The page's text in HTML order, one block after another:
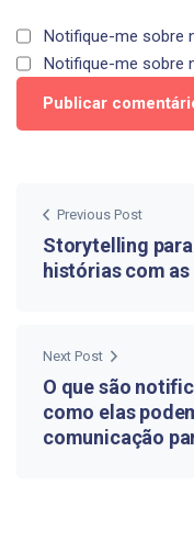
Notifique-me sobre
Notifique-me sobre
Previous Post
Storytelling
histórias com
Next Post
O que são
como elas
comunicação